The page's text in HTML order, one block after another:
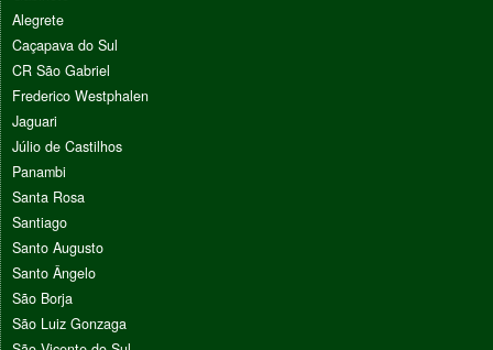
Alegrete
Caçapava do Sul
CR São Gabriel
Frederico Westphalen
Jaguari
Júlio de Castilhos
Panambi
Santa Rosa
Santiago
Santo Augusto
Santo Ângelo
São Borja
São Luiz Gonzaga